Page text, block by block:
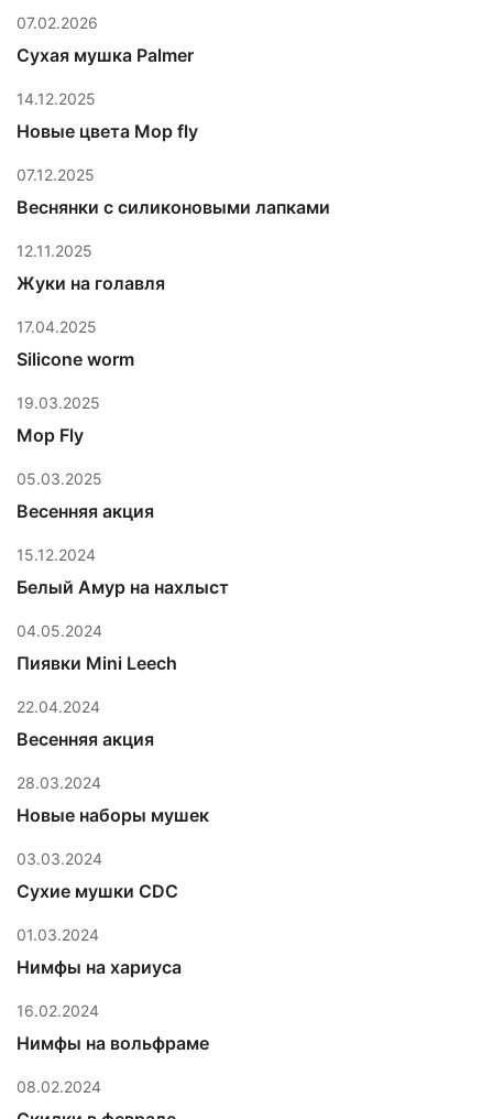
07.02.2026
Сухая мушка Palmer
14.12.2025
Новые цвета Mop fly
07.12.2025
Веснянки с силиконовыми лапками
12.11.2025
Жуки на голавля
17.04.2025
Silicone worm
19.03.2025
Mop Fly
05.03.2025
Весенняя акция
15.12.2024
Белый Амур на нахлыст
04.05.2024
Пиявки Mini Leech
22.04.2024
Весенняя акция
28.03.2024
Новые наборы мушек
03.03.2024
Сухие мушки CDC
01.03.2024
Нимфы на хариуса
16.02.2024
Нимфы на вольфраме
08.02.2024